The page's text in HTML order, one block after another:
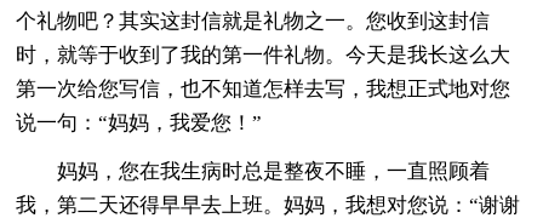
个礼物吧？其实这封信就是礼物之一。您收到这封信
时，就等于收到了我的第一件礼物。今天是我长这么大
第一次给您写信，也不知道怎样去写，我想正式地对您
说一句：“妈妈，我爱您！”
妈妈，您在我生病时总是整夜不睡，一直照顾着
我，第二天还得早早去上班。妈妈，我想对您说：“谢谢